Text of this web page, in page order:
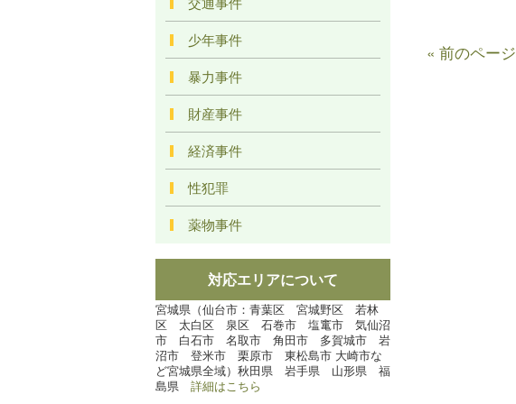
« 前のページ
少年事件
暴力事件
財産事件
経済事件
性犯罪
薬物事件
対応エリアについて
宮城県（仙台市：青葉区 宮城野区 若林
区 太白区 泉区 石巻市 塩竃市 気仙沼
市 白石市 名取市 角田市 多賀城市 岩
沼市 登米市 栗原市 東松島市 大崎市な
ど宮城県全域）秋田県 岩手県 山形県 福
島県 詳細はこちら